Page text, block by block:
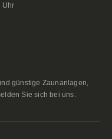
Uhr
günstige Zaunanlagen,
Sie sich bei uns.